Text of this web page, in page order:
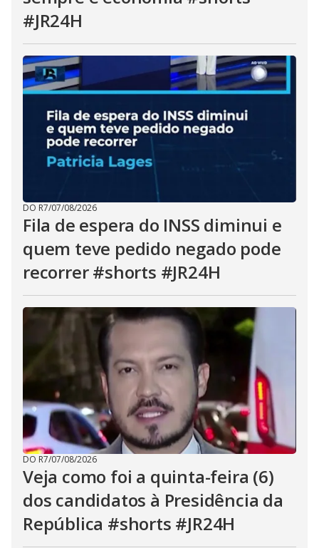
#JR24H
DO R7/07/08/2026
Fila de espera do INSS diminui e
quem teve pedido negado pode
recorrer #shorts #JR24H
DO R7/07/08/2026
Veja como foi a quinta-feira (6)
dos candidatos à Presidência da
República #shorts #JR24H